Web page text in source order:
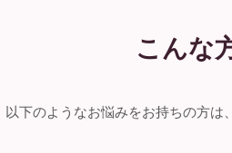
こんな
以下のようなお悩みをお持ちの方は